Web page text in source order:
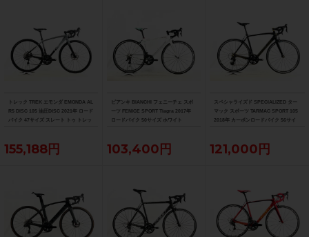
トレック TREK エモンダ EMONDA AL
R5 DISC 105 油圧DISC 2021年 ロード
バイク 47サイズ スレート トゥ トレッ
155,188円
ビアンキ BIANCHI フェニーチェ スポ
ーツ FENICE SPORT Tiagra 2017年
ロードバイク 50サイズ ホワイト
103,400円
スペシャライズド SPECIALIZED ター
マック スポーツ TARMAC SPORT 105
2018年 カーボンロードバイク 56サイ
121,000円